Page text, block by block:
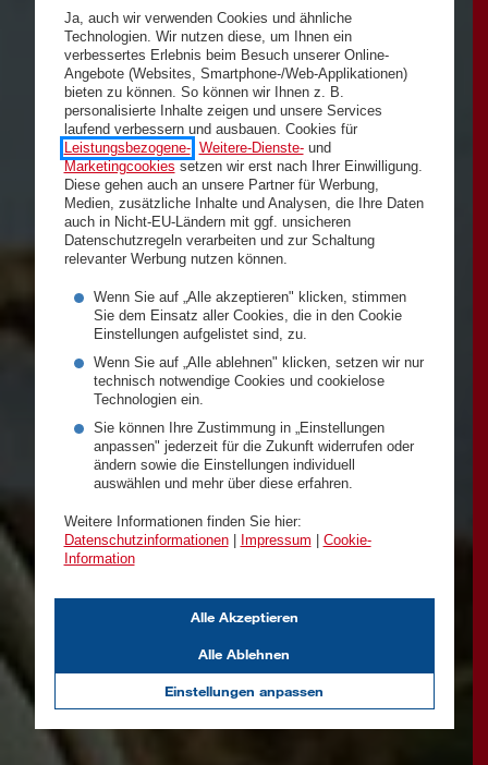
Ja, auch wir verwenden Cookies und ähnliche
Technologien. Wir nutzen diese, um Ihnen ein
verbessertes Erlebnis beim Besuch unserer Online-
Angebote (Websites, Smartphone-/Web-Applikationen)
bieten zu können. So können wir Ihnen z. B.
personalisierte Inhalte zeigen und unsere Services
laufend verbessern und ausbauen. Cookies für
Leistungsbezogene-, Weitere-Dienste-und
Marketingcookies setzen wir erst nach Ihrer Einwilligung.
Diese gehen auch an unsere Partner für Werbung,
Medien, zusätzliche Inhalte und Analysen, die Ihre Daten
auch in Nicht-EU-Ländern mit ggf. unsicheren
Datenschutzregeln verarbeiten und zur Schaltung
relevanter Werbung nutzen können.
Wenn Sie auf „Alle akzeptieren" klicken, stimmen
Sie dem Einsatz aller Cookies, die in den Cookie
Einstellungen aufgelistet sind, zu.
Wenn Sie auf „Alle ablehnen" klicken, setzen wir nur
technisch notwendige Cookies und cookielose
Technologien ein.
Sie können Ihre Zustimmung in „Einstellungen
anpassen" jederzeit für die Zukunft widerrufen oder
ändern sowie die Einstellungen individuell
auswählen und mehr über diese erfahren.
Weitere Informationen finden Sie hier:
Datenschutzinformationen| Impressum
Cookie-
Information
Einstellungen anpassen
Alle Ablehnen
Alle Akzeptieren